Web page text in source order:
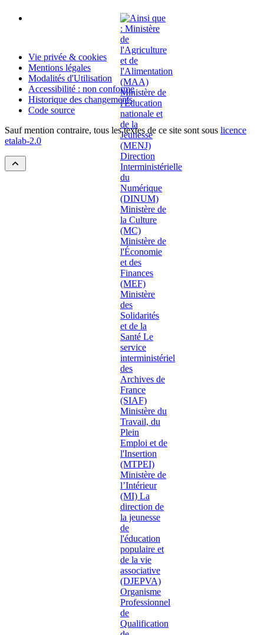
Vie privée & cookies
Mentions légales
Modalités d'Utilisation
Accessibilité : non conforme
Historique des changements
Code source
Sauf mention contraire, tous les textes de ce site sont sous licence
etalab-2.0